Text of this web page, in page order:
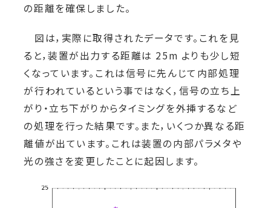
の距離を確保しました。
図は，実際に取得されたデータです。これを見
ると，装置が出力する距離は 25m よりも少し短
くなっています。これは信号に先んじて内部処理
が行われているという事ではなく，信号の立ち上
がり・立ち下がりからタイミングを外挿するなど
の処理を行った結果です。また，いくつか異なる距
離値が出ています。これは装置の内部パラメタや
光の強さを変更したことに起因します。